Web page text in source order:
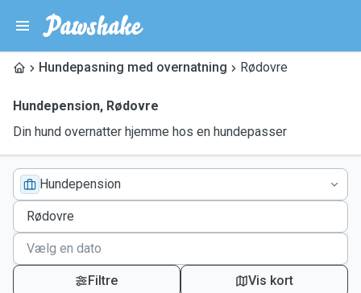
Hundepasning med overnatning Rødovre
Hundepension, Rødovre
Din hund overnatter hjemme hos en hundepasser
Hundepension
Filtre Vis kort